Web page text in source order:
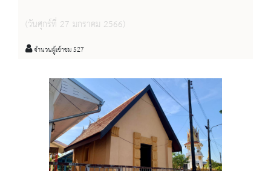
นายช่างศิลปกรรมปฏิบัติงาน และนางสาวสุภาพร
ฉานศรี นายช่างเขียนแบบดตามการดำเนินงาน
โครงการบูรณะปรับปรุงโบราณสถานอุโบสถ(สิม)
(วันศุกร์ที่ 27 มกราคม 2566)
จำนวนผู้เข้าชม 527